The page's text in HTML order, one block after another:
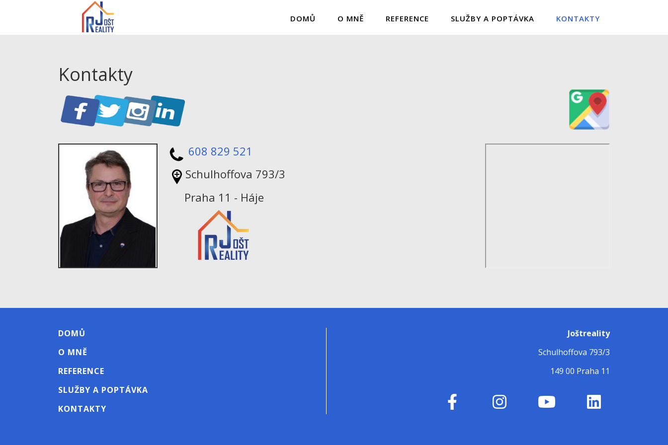
DOMŮ O MNĚ REFERENCE SLUŽBY A POPTÁVKA KONTAKTY
Kontakty
608 829 521
Schulhoffova 793/3
Praha 11 - Háje
DOMŮ
O MNĚ
REFERENCE
SLUŽBY A POPTÁVKA
KONTAKTY
Joštreality
Schulhoffova 793/3
149 00 Praha 11